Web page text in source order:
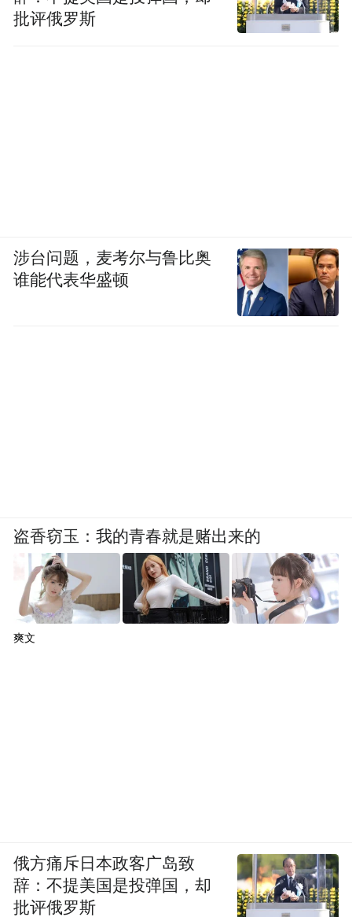
批评俄罗斯
涉台问题，麦考尔与鲁比奥
谁能代表华盛顿
盗香窃玉：我的青春就是赌出来的
爽文
俄方痛斥日本政客广岛致
辞：不提美国是投弹国，却
批评俄罗斯